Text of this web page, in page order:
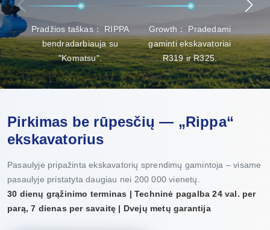
Pradžios taškas： RIPPA
bendradarbiauja su
"Komatsu".
Growth： Pradedami
gaminti ekskavatoriai
R319 ir R325.
Pirkimas be rūpesčių — „Rippa“
ekskavatorius
Pasaulyje pripažinta ekskavatorių sprendimų gamintoja – visame
pasaulyje pristatyta daugiau nei 200 000 vienetų.
30 dienų grąžinimo terminas | Techninė pagalba 24 val. per
parą, 7 dienas per savaitę | Dvejų metų garantija